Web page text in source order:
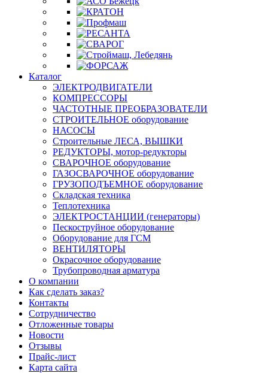
Каталог
ЭЛЕКТРОДВИГАТЕЛИ
КОМПРЕССОРЫ
ЧАСТОТНЫЕ ПРЕОБРАЗОВАТЕЛИ
СТРОИТЕЛЬНОЕ оборудование
НАСОСЫ
Строительные ЛЕСА, ВЫШКИ
РЕДУКТОРЫ, мотор-редукторы
СВАРОЧНОЕ оборудование
ГАЗОСВАРОЧНОЕ оборудование
ГРУЗОПОДЪЕМНОЕ оборудование
Складская техника
Теплотехника
ЭЛЕКТРОСТАНЦИИ (генераторы)
Пескоструйное оборудование
Оборудование для ГСМ
ВЕНТИЛЯТОРЫ
Окрасочное оборудование
Трубопроводная арматура
О компании
Как сделать заказ?
Контакты
Сотрудничество
Отложенные товары
Новости
Отзывы
Прайс-лист
Карта сайта